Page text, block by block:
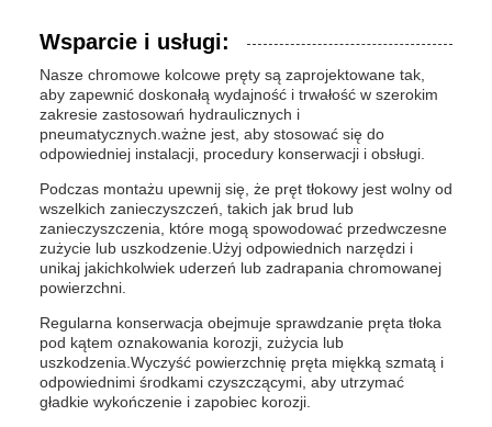
Wsparcie i usługi:
Nasze chromowe kolcowe pręty są zaprojektowane tak,
aby zapewnić doskonałą wydajność i trwałość w szerokim
zakresie zastosowań hydraulicznych i
pneumatycznych.ważne jest, aby stosować się do
odpowiedniej instalacji, procedury konserwacji i obsługi.
Podczas montażu upewnij się, że pręt tłokowy jest wolny od
wszelkich zanieczyszczeń, takich jak brud lub
zanieczyszczenia, które mogą spowodować przedwczesne
zużycie lub uszkodzenie.Użyj odpowiednich narzędzi i
unikaj jakichkolwiek uderzeń lub zadrapania chromowanej
powierzchni.
Regularna konserwacja obejmuje sprawdzanie pręta tłoka
pod kątem oznakowania korozji, zużycia lub
uszkodzenia.Wyczyść powierzchnię pręta miękką szmatą i
odpowiednimi środkami czyszczącymi, aby utrzymać
gładkie wykończenie i zapobiec korozji.